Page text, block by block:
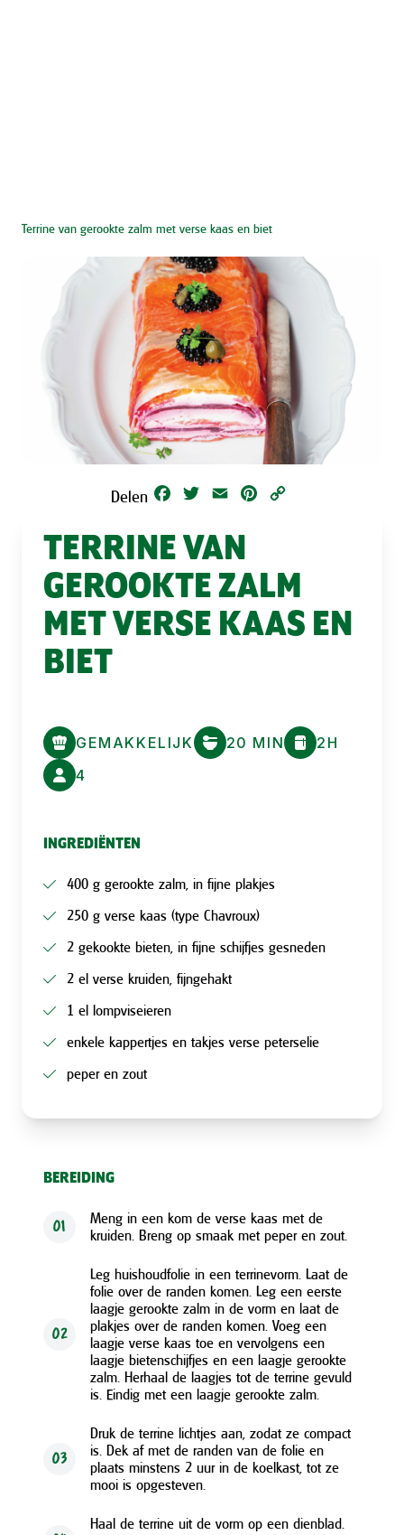
Terrine van gerookte zalm met verse kaas en biet
Delen Facebook
Twitter Email Pinterest
TERRINE VAN
GEROOKTE ZALM
MET VERSE KAAS EN
BIET
GEMAKKELIJK 20 MIN
2H
4
INGREDIËNTEN
400 g gerookte zalm, in fijne plakjes
250 g verse kaas (type Chavroux)
2 gekookte bieten, in fijne schijfjes gesneden
2 el verse kruiden, fijngehakt
1 el lompviseieren
enkele kappertjes en takjes verse peterselie
peper en zout
BEREIDING
01
Meng in een kom de verse kaas met de
kruiden. Breng op smaak met peper en zout.
02
Leg huishoudfolie in een terrinevorm. Laat de
folie over de randen komen. Leg een eerste
laagje gerookte zalm in de vorm en laat de
plakjes over de randen komen. Voeg een
laagje verse kaas toe en vervolgens een
laagje bietenschijfjes en een laagje gerookte
zalm. Herhaal de laagjes tot de terrine gevuld
is. Eindig met een laagje gerookte zalm.
03
Druk de terrine lichtjes aan, zodat ze compact
is. Dek af met de randen van de folie en
plaats minstens 2 uur in de koelkast, tot ze
mooi is opgesteven.
Haal de terrine uit de vorm op een dienblad.